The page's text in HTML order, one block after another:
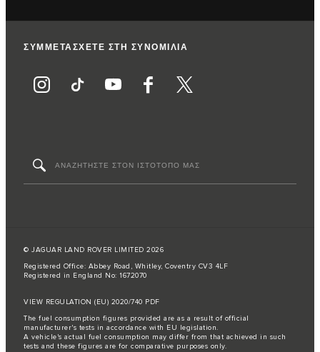
ΣΥΜΜΕΤΑΣΧΕΤΕ ΣΤΗ ΣΥΝΟΜΙΛΙΑ
© JAGUAR LAND ROVER LIMITED 2026
Registered Office: Abbey Road, Whitley, Coventry CV3 4LF
Registered in England No: 1672070
VIEW REGULATION (EU) 2020/740 PDF
The fuel consumption figures provided are as a result of official
manufacturer's tests in accordance with EU legislation.
A vehicle's actual fuel consumption may differ from that achieved in such
tests and these figures are for comparative purposes only.